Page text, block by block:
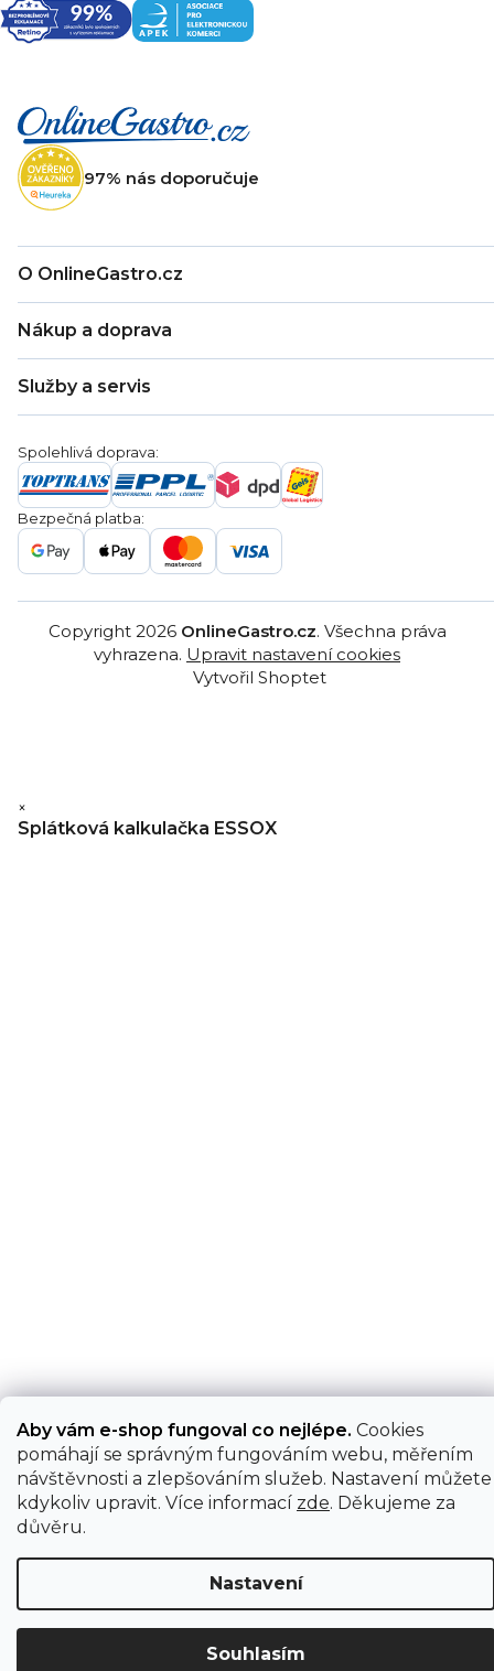
Aby vám e-shop fungoval co nejlépe. Cookies
pomáhají se správným fungováním webu, měřením
návštěvnosti a zlepšováním služeb. Nastavení můžete
kdykoliv upravit. Více informací zde. Děkujeme za
důvěru.
Nastavení
Souhlasím
97% nás doporučuje
O OnlineGastro.cz
Kontakty
Věrnostní program
Blog
Nákup a doprava
Záruka
Ochrana osobních údajů
Reklamační řády
Služby a servis
Servis a reklamace
Poptávka
Gastro projekty
Značky
Gastro velkoobchod
Spolehlivá doprava:
Bezpečná platba:
Vytvořil Shoptet
Copyright 2026 OnlineGastro.cz. Všechna práva
vyhrazena. Upravit nastavení cookies
×
Splátková kalkulačka ESSOX